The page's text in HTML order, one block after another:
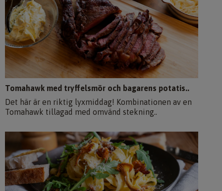
Tomahawk med tryffelsmör och bagarens potatis..
Det här är en riktig lyxmiddag! Kombinationen av en
Tomahawk tillagad med omvänd stekning..